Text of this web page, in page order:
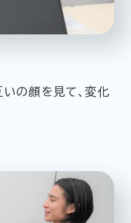
の顔を見て、変化